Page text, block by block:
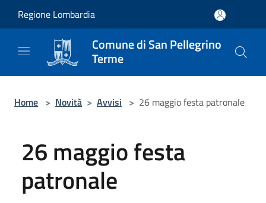
Regione Lombardia
Comune di San Pellegrino
Terme
Home > Novità > Avvisi > 26 maggio festa patronale
26 maggio festa
patronale